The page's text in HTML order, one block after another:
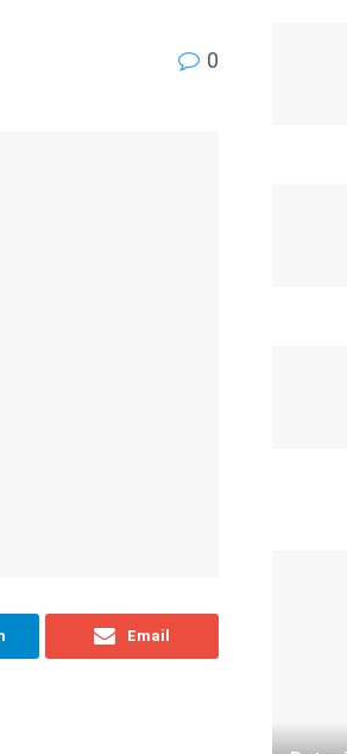
0
Email